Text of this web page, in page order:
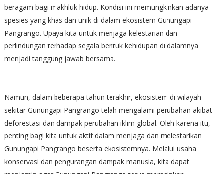
beragam bagi makhluk hidup. Kondisi ini memungkinkan adanya
spesies yang khas dan unik di dalam ekosistem Gunungapi
Pangrango. Upaya kita untuk menjaga kelestarian dan
perlindungan terhadap segala bentuk kehidupan di dalamnya
menjadi tanggung jawab bersama.
Namun, dalam beberapa tahun terakhir, ekosistem di wilayah
sekitar Gunungapi Pangrango telah mengalami perubahan akibat
deforestasi dan dampak perubahan iklim global. Oleh karena itu,
penting bagi kita untuk aktif dalam menjaga dan melestarikan
Gunungapi Pangrango beserta ekosistemnya. Melalui usaha
konservasi dan pengurangan dampak manusia, kita dapat